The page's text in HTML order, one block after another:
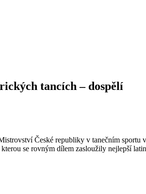
tancích – dospělí
České republiky v tanečním sportu
se rovným dílem zasloužily nejlepší